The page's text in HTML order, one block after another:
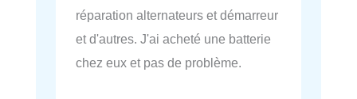
réparation alternateurs et démarreur
et d'autres. J'ai acheté une batterie
chez eux et pas de problème.